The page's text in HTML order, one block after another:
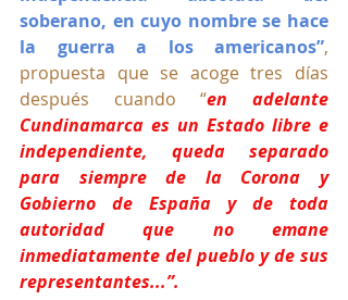
soberano, en cuyo nombre se hace
la guerra a los americanos”,
propuesta que se acoge tres días
después cuando “en adelante
Cundinamarca es un Estado libre e
independiente, queda separado
para siempre de la Corona y
Gobierno de España y de toda
autoridad que no emane
inmediatamente del pueblo y de sus
representantes...”.